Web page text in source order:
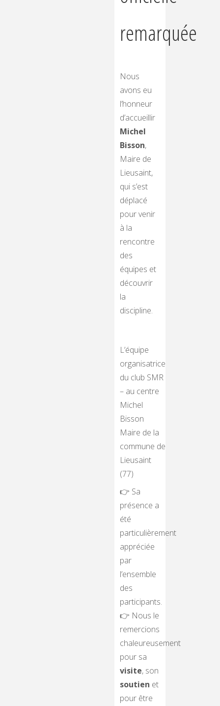
remarquée
Nous
avons eu
l’honneur
d’accueillir
Michel
Bisson,
Maire de
Lieusaint,
qui s’est
déplacé
pour venir
à la
rencontre
des
équipes et
découvrir
la
discipline.
L’équipe
organisatrice
du club SMR
– au centre
Michel
Bisson
Maire de la
commune de
Lieusaint
(77)
👉 Sa
présence a
été
particulièrement
appréciée
par
l’ensemble
des
participants.
👉 Nous le
remercions
chaleureusement
pour sa
visite, son
soutien et
pour être